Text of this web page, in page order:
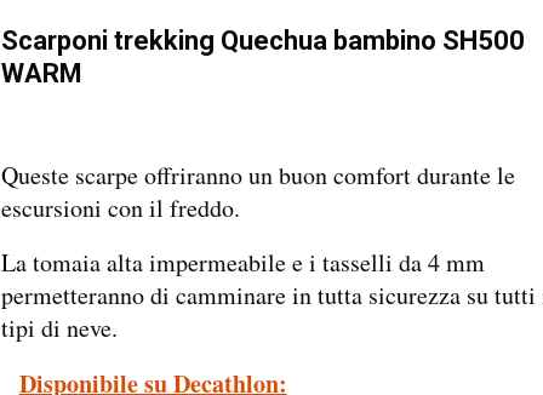
Scarponi trekking Quechua bambino SH500
WARM
Queste scarpe offriranno un buon comfort durante le
escursioni con il freddo.
La tomaia alta impermeabile e i tasselli da 4 mm
permetteranno di camminare in tutta sicurezza su tutti
tipi di neve.
Disponibile su Decathlon: